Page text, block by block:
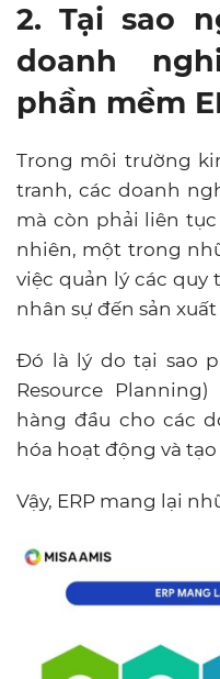
2. Tại sao
doanh
phần mềm
Trong môi trường
tranh, các doanh
mà còn phải liên
nhiên, một trong
việc quản lý các
nhân sự đến sản
Đó là lý do tại sao
Resource
hàng đầu cho các
hóa hoạt động và
Vậy, ERP mang lại